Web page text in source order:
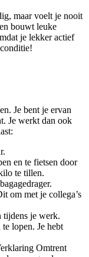
maar voelt je nooit
bouwt leuke
je lekker actief
Je bent je ervan
Je werkt dan ook
en te fietsen door
te tillen.
om met je collega’s
tijdens je werk.
lopen. Je hebt
Omtrent